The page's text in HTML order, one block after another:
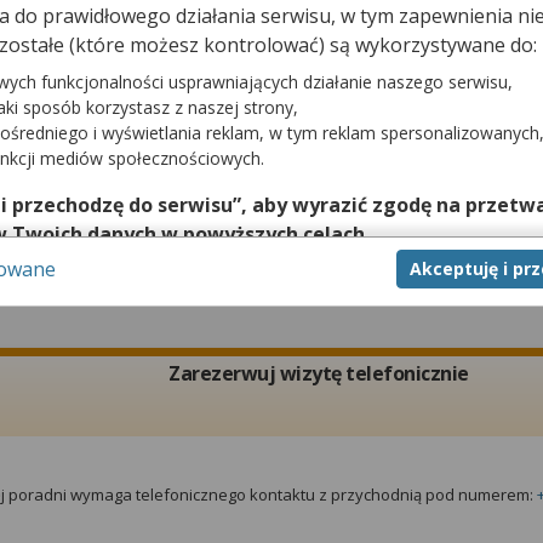
Zarezerwuj wizytę telefonicznie
poradni wymaga telefonicznego kontaktu z przychodnią pod numerem:
Poradnia/gabinet Pielęgniarki Podstawowej Opieki
Zarezerwuj wizytę telefonicznie
poradni wymaga telefonicznego kontaktu z przychodnią pod numerem:
do prawidłowego działania serwisu, w tym zapewnienia
(które możesz kontrolować) są wykorzystywane do:
funkcjonalności usprawniających działanie naszego serwisu,
sposób korzystasz z naszej strony,
i wyświetlania reklam, w tym reklam spersonalizowanych,
mediów społecznościowych.
przechodzę do serwisu”, aby wyrazić zgodę na
danych w powyższych celach.
zgody jest dobrowolne, a wyrażoną zgodę możesz w
na przetwarzanie Twoich danych tylko w niektórych
lub chcesz przeprowadzić konfigurację szczegółową, to
zaawansowanych”.
Akceptuję i